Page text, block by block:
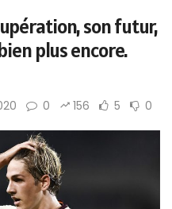
son futur,
plus encore.
0 156 5 0